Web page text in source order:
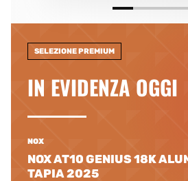
SELEZIONE PREMIUM
IN EVIDENZA OGGI
NOX
NOX AT10 GENIUS 18K
TAPIA 2025